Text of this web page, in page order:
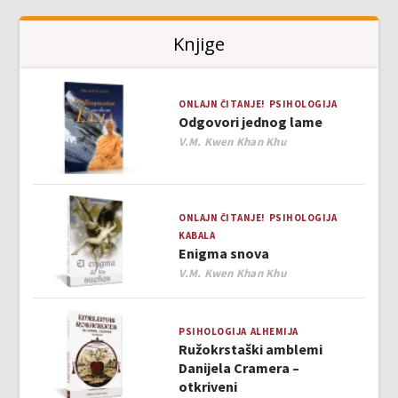
Knjige
ONLAJN ČITANJE! PSIHOLOGIJA
Odgovori jednog lame
Author
V.M. Kwen Khan Khu
ONLAJN ČITANJE! PSIHOLOGIJA
KABALA
Enigma snova
Author
V.M. Kwen Khan Khu
PSIHOLOGIJA ALHEMIJA
Ružokrstaški amblemi
Danijela Cramera –
otkriveni